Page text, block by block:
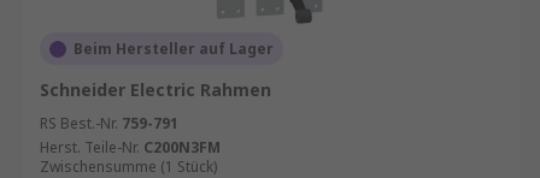
Beim Hersteller auf Lager
Schneider Electric Rahmen
RS Best.-Nr. 759-791
Herst. Teile-Nr. C200N3FM
Zwischensumme (1 Stück)